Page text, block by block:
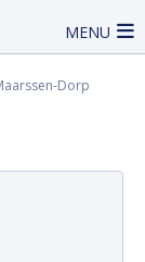
MENU
Dorp